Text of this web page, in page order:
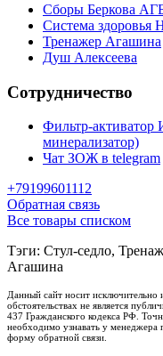
Сборы Беркова
Система здоровья
Тренажер Агашина
Душ Алексеева
Сотрудничество
Фильтр-активатор
минерализатор)
Чат ЗОЖ в telegram
+79199601112
Обратная связь
Все товары списком
Тэги: Стул-седло,
Агашина
Данный сайт носит
обстоятельствах не является
437 Гражданского кодекса РФ.
необходимо узнавать у менеджера
форму обратной связи.